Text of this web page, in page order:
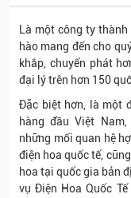
Là một công ty
hào mang đến cho
khắp, chuyển phát
đại lý trên hơn 150
Đặc biệt hơn, là một
hàng đầu Việt Nam,
những mối quan hệ
điện hoa quốc tế,
hoa tại quốc gia bản
vụ Điện Hoa Quốc